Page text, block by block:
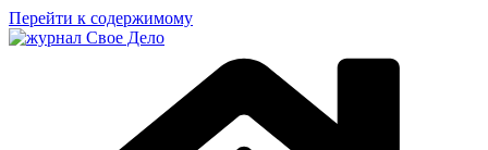
Перейти к содержимому